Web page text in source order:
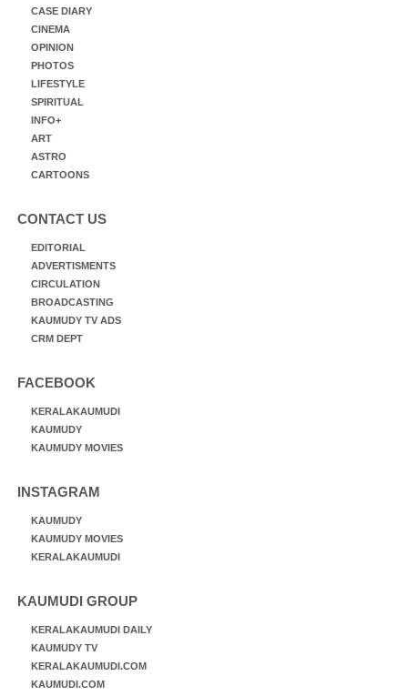
CASE DIARY
CINEMA
OPINION
PHOTOS
LIFESTYLE
SPIRITUAL
INFO+
ART
ASTRO
CARTOONS
CONTACT US
EDITORIAL
ADVERTISMENTS
CIRCULATION
BROADCASTING
KAUMUDY TV ADS
CRM DEPT
FACEBOOK
KERALAKAUMUDI
KAUMUDY
KAUMUDY MOVIES
INSTAGRAM
KAUMUDY
KAUMUDY MOVIES
KERALAKAUMUDI
KAUMUDI GROUP
KERALAKAUMUDI DAILY
KAUMUDY TV
KERALAKAUMUDI.COM
KAUMUDI.COM